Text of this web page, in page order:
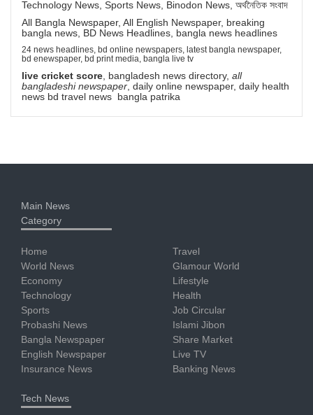
Technology News, Sports News, Binodon News, অর্থনৈতিক সংবাদ
All Bangla Newspaper, All English Newspaper, breaking
bangla news, BD News Headlines, bangla news headlines
24 news headlines, bd online newspapers, latest bangla newspaper,
bd enewspaper, bd print media, bangla live tv
live cricket score , bangladesh news directory, all
bangladeshi newspaper , daily online newspaper, daily health
news bd travel news bangla patrika
Main News
Category
Home
World News
Economy
Technology
Sports
Probashi News
Bangla Newspaper
English Newspaper
Insurance News
Travel
Glamour World
Lifestyle
Health
Job Circular
Islami Jibon
Share Market
Live TV
Banking News
Tech News